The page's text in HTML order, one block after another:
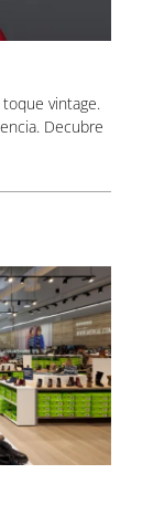
vintage.
Decubre